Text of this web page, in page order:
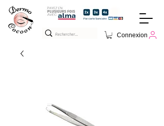
Connexion